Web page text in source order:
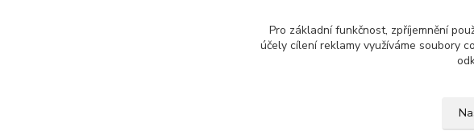
Zboží zařazeno v
Pro základní funkčnost, zpříjemnění
účely cílení reklamy využíváme soubory